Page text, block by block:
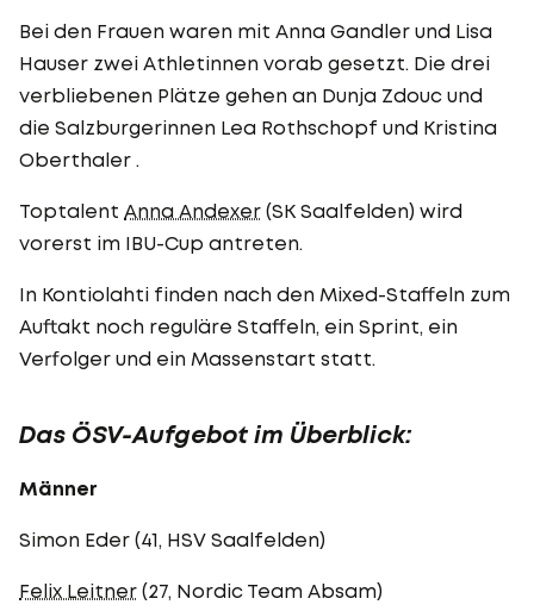
Bei den Frauen waren mit Anna Gandler und Lisa
Hauser zwei Athletinnen vorab gesetzt. Die drei
verbliebenen Plätze gehen an Dunja Zdouc und
die Salzburgerinnen Lea Rothschopf und Kristina
Oberthaler .
Toptalent Anna Andexer (SK Saalfelden) wird
vorerst im IBU-Cup antreten.
In Kontiolahti finden nach den Mixed-Staffeln zum
Auftakt noch reguläre Staffeln, ein Sprint, ein
Verfolger und ein Massenstart statt.
Das ÖSV-Aufgebot im Überblick:
Männer
Simon Eder (41, HSV Saalfelden)
Felix Leitner (27, Nordic Team Absam)